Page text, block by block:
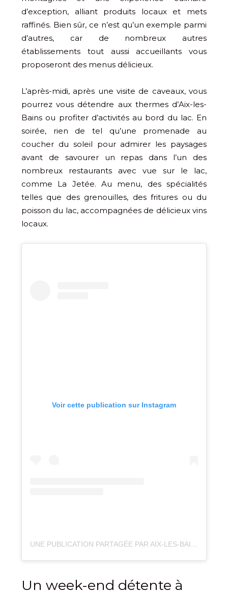
d’exception, alliant produits locaux et mets
raffinés. Bien sûr, ce n’est qu’un exemple parmi
d’autres, car de nombreux autres
établissements tout aussi accueillants vous
proposeront des menus délicieux.
L’après-midi, après une visite de caveaux, vous
pourrez vous détendre aux thermes d’Aix-les-
Bains ou profiter d’activités au bord du lac. En
soirée, rien de tel qu’une promenade au
coucher du soleil pour admirer les paysages
avant de savourer un repas dans l’un des
nombreux restaurants avec vue sur le lac,
comme La Jetée. Au menu, des spécialités
telles que des grenouilles, des fritures ou du
poisson du lac, accompagnées de délicieux vins
locaux.
Voir cette publication sur Instagram
UNE PUBLICATION PARTAGÉE PAR AIX-LES-BAINS (@AIXLESBAINS_SAVOIE)
Un week-end détente à